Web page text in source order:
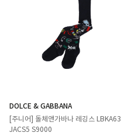
DOLCE & GABBANA
[주니어] 돌체앤가바나 레깅스 LBKA63
JACS5 S9000